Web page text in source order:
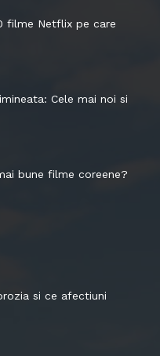
filme Netflix pe care
Cele mai noi si
bune filme coreene?
si ce afectiuni